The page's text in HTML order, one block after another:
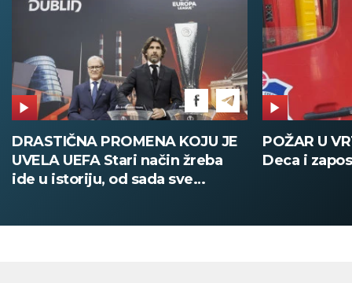
POŽAR U VRTIĆU NA VOŽDOVCU
Deca i zaposleni evakuisani
SINIŠA
DOBIO